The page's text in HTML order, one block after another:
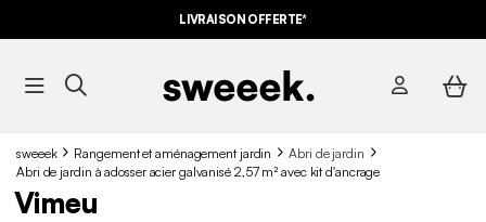
LIVRAISON OFFERTE*
sweeek Rangement et aménagement jardin
Abri de jardin
Abri de jardin à adosser acier galvanisé 2,57 m² avec kit d'ancrage
Vimeu